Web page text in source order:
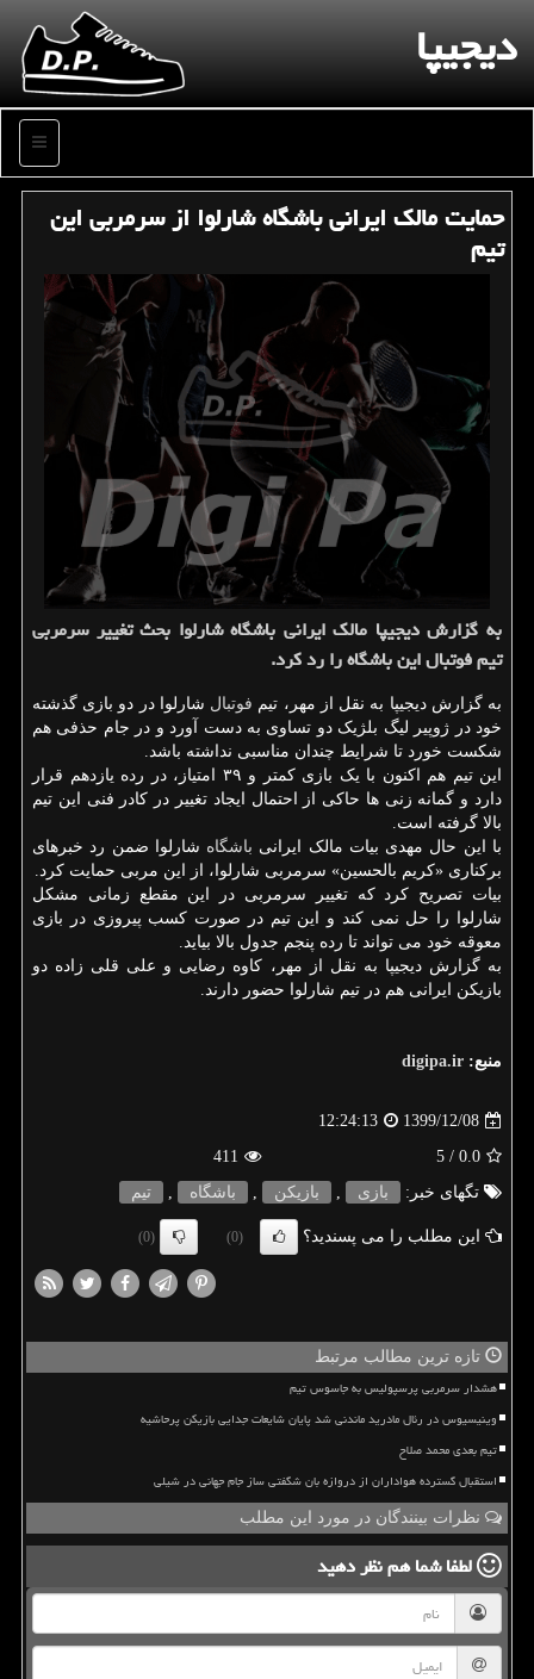
دیجیپا
منو
حمایت مالك ایرانی باشگاه شارلوا از سرمربی این
تیم
به گزارش دیجیپا مالک ایرانی باشگاه شارلوا بحث تغییر سرمربی
تیم فوتبال این باشگاه را رد کرد.
به گزارش دیجیپا به نقل از مهر، تیم فوتبال شارلوا در دو بازی گذشته
خود در ژوپیر لیگ بلژیک دو تساوی به دست آورد و در جام حذفی هم
شکست خورد تا شرایط چندان مناسبی نداشته باشد.
این تیم هم اکنون با یک بازی کمتر و ۳۹ امتیاز، در رده یازدهم قرار
دارد و گمانه زنی ها حاکی از احتمال ایجاد تغییر در کادر فنی این تیم
بالا گرفته است.
با این حال مهدی بیات مالک ایرانی باشگاه شارلوا ضمن رد خبرهای
برکناری «کریم بالحسین» سرمربی شارلوا، از این مربی حمایت کرد.
بیات تصریح کرد که تغییر سرمربی در این مقطع زمانی مشکل
شارلوا را حل نمی کند و این تیم در صورت کسب پیروزی در بازی
معوقه خود می تواند تا رده پنجم جدول بالا بیاید.
به گزارش دیجیپا به نقل از مهر، کاوه رضایی و علی قلی زاده دو
بازیکن ایرانی هم در تیم شارلوا حضور دارند.
منبع: digipa.ir
1399/12/08
12:24:13
0.0
/ 5
411
تگهای خبر:
بازی , بازیكن , باشگاه , تیم
این مطلب را می پسندید؟ (0)
(0)
تازه ترین مطالب مرتبط
هشدار سرمربی پرسپولیس به جاسوس تیم
وینیسیوس در رئال مادرید ماندنی شد پایان شایعات جدایی بازیکن پرحاشیه
تیم بعدی محمد صلاح
استقبال گسترده هواداران از دروازه بان شگفتی ساز جام جهانی در شیلی
نظرات بینندگان در مورد این مطلب
لطفا شما همنظر دهید